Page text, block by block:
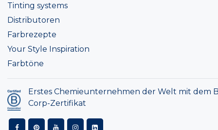
Tinting systems
Distributoren
Farbrezepte
Your Style Inspiration
Farbtöne
Erstes Chemieunternehmen der Welt mit dem
Corp-Zertifikat